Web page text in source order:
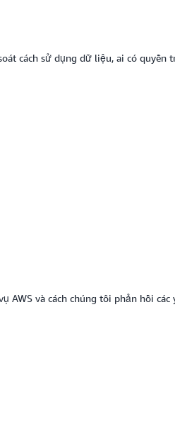
cách sử dụng dữ liệu, ai có quyền
và cách chúng tôi phản hồi các